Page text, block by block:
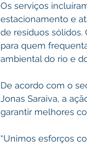
Os serviços
estacionamento e
de resíduos
para quem
ambiental do rio e
De acordo com o
Jonas Saraiva, a
garantir melhores
“Unimos esforços